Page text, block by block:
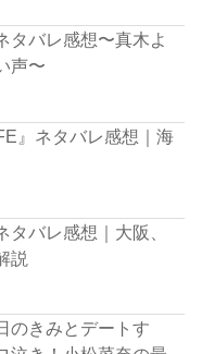
タバレ感想〜真木よ
声〜
』ネタバレ感想｜海
バレ感想｜大阪、
説
のきみとデートす